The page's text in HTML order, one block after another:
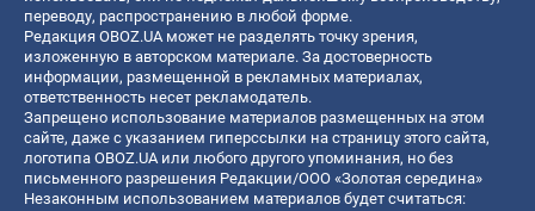
переводу, распространению в любой форме.
Редакция OBOZ.UA может не разделять точку зрения,
изложенную в авторском материале. За достоверность
информации, размещенной в рекламных материалах,
ответственность несет рекламодатель.
Запрещено использование материалов размещенных на этом
сайте, даже с указанием гиперссылки на страницу этого сайта,
логотипа OBOZ.UA или любого другого упоминания, но без
письменного разрешения Редакции/ООО «Золотая середина»
Незаконным использованием материалов будет считаться: